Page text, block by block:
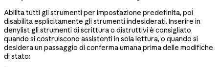
Abilita tutti gli strumenti per impostazione predefinita, poi
disabilita esplicitamente gli strumenti indesiderati. Inserire in
denylist gli strumenti di scrittura o distruttivi è consigliato
quando si costruiscono assistenti in sola lettura, o quando si
desidera un passaggio di conferma umana prima delle modifiche
di stato: